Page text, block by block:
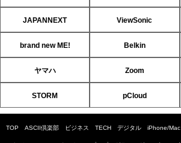
JAPANNEXT ViewSonic
brand new ME! Belkin
ヤマハ Zoom
STORM pCloud
TOP ASCII倶楽部 ビジネス TECH デジタル iPhone/Mac